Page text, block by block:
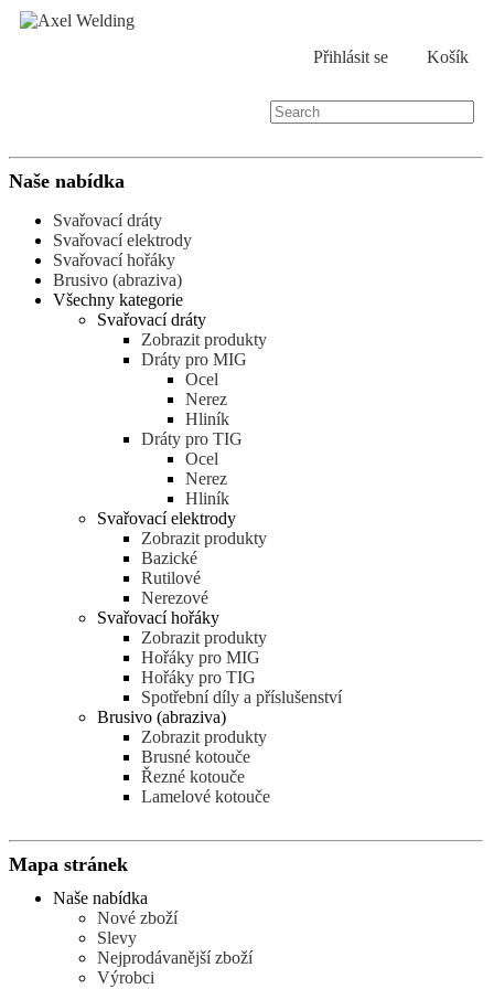
Košík
Přihlásit se
Naše nabídka
Svařovací dráty
Svařovací elektrody
Svařovací hořáky
Brusivo (abraziva)
Všechny kategorie
Svařovací dráty
Zobrazit produkty
Dráty pro MIG
Ocel
Nerez
Hliník
Dráty pro TIG
Ocel
Nerez
Hliník
Svařovací elektrody
Zobrazit produkty
Bazické
Rutilové
Nerezové
Svařovací hořáky
Zobrazit produkty
Hořáky pro MIG
Hořáky pro TIG
Spotřební díly a příslušenství
Brusivo (abraziva)
Zobrazit produkty
Brusné kotouče
Řezné kotouče
Lamelové kotouče
Mapa stránek
Naše nabídka
Nové zboží
Slevy
Nejprodávanější zboží
Výrobci